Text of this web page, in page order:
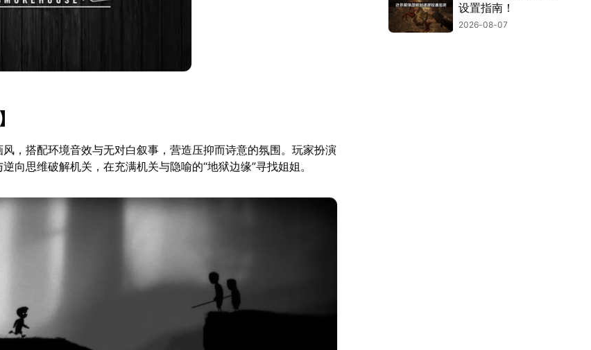
，搭配环境音效与无对白叙事，营造压抑而诗意的氛围。玩家扮演
向思维破解机关，在充满机关与隐喻的“地狱边缘”寻找姐姐。
设置指南！
2026-08-07